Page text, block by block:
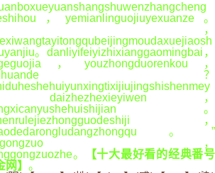
，yemianlinguojiuyexuanze。
，
。danliyifeiyizhixianggaomingbai，
，youzhongduorenkou，
？
，
。
，
。”
，
。
【十大最好看的经典番号
】 。